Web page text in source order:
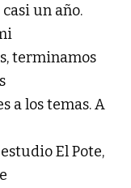
un año.
terminamos
a los temas. A
El Pote,